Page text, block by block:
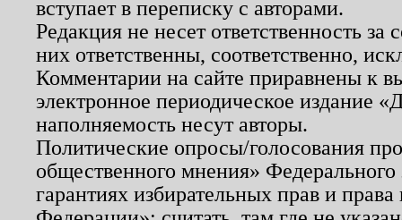
вступает в переписку с авторами.
Редакция не несет ответственность
них ответственны, соответственно,
Комментарии на сайте приравнены к
электронное периодическое издание
наполняемость несут авторы.
Политические опросы/голосования
общественного мнения»
гарантиях избирательных прав и